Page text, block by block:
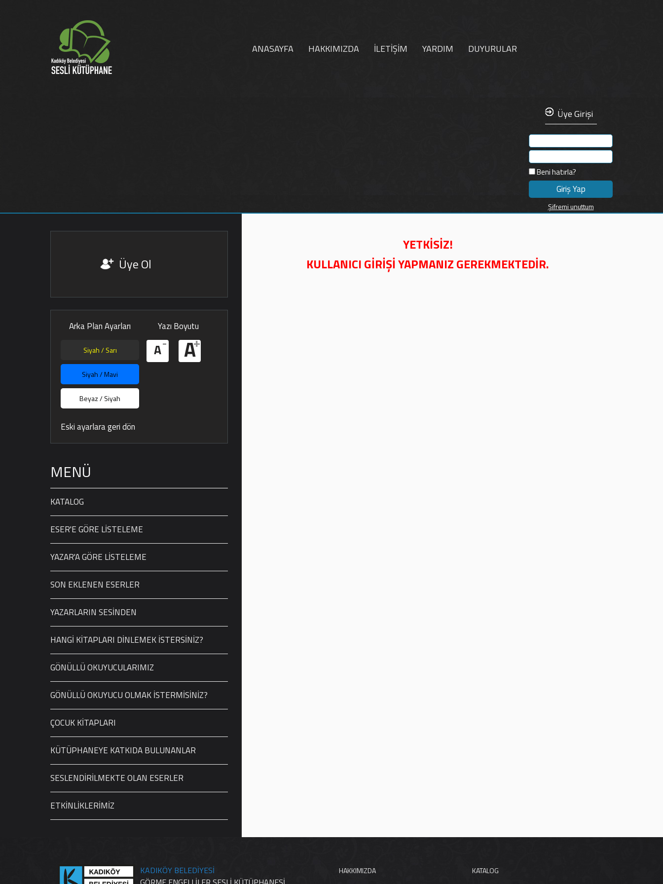
ANASAYFA HAKKIMIZDA İLETİŞİM YARDIM DUYURULAR
Üye Girişi
Beni hatırla?
Şifremi unuttum
Üye Ol
Arka Plan Ayarları
Siyah / Sarı
Siyah / Mavi
Beyaz / Siyah
Eski ayarlara geri dön
Yazı Boyutu
A- A+
MENÜ
KATALOG
ESER'E GÖRE LİSTELEME
YAZAR'A GÖRE LİSTELEME
SON EKLENEN ESERLER
YAZARLARIN SESİNDEN
HANGİ KİTAPLARI DİNLEMEK İSTERSİNİZ?
GÖNÜLLÜ OKUYUCULARIMIZ
GÖNÜLLÜ OKUYUCU OLMAK İSTERMİSİNİZ?
ÇOCUK KİTAPLARI
KÜTÜPHANEYE KATKIDA BULUNANLAR
SESLENDİRİLMEKTE OLAN ESERLER
ETKİNLİKLERİMİZ
YETKİSİZ!
KULLANICI GİRİŞİ YAPMANIZ GEREKMEKTEDİR.
KADIKÖY BELEDİYESİ
HAKKIMIZDA
KATALOG